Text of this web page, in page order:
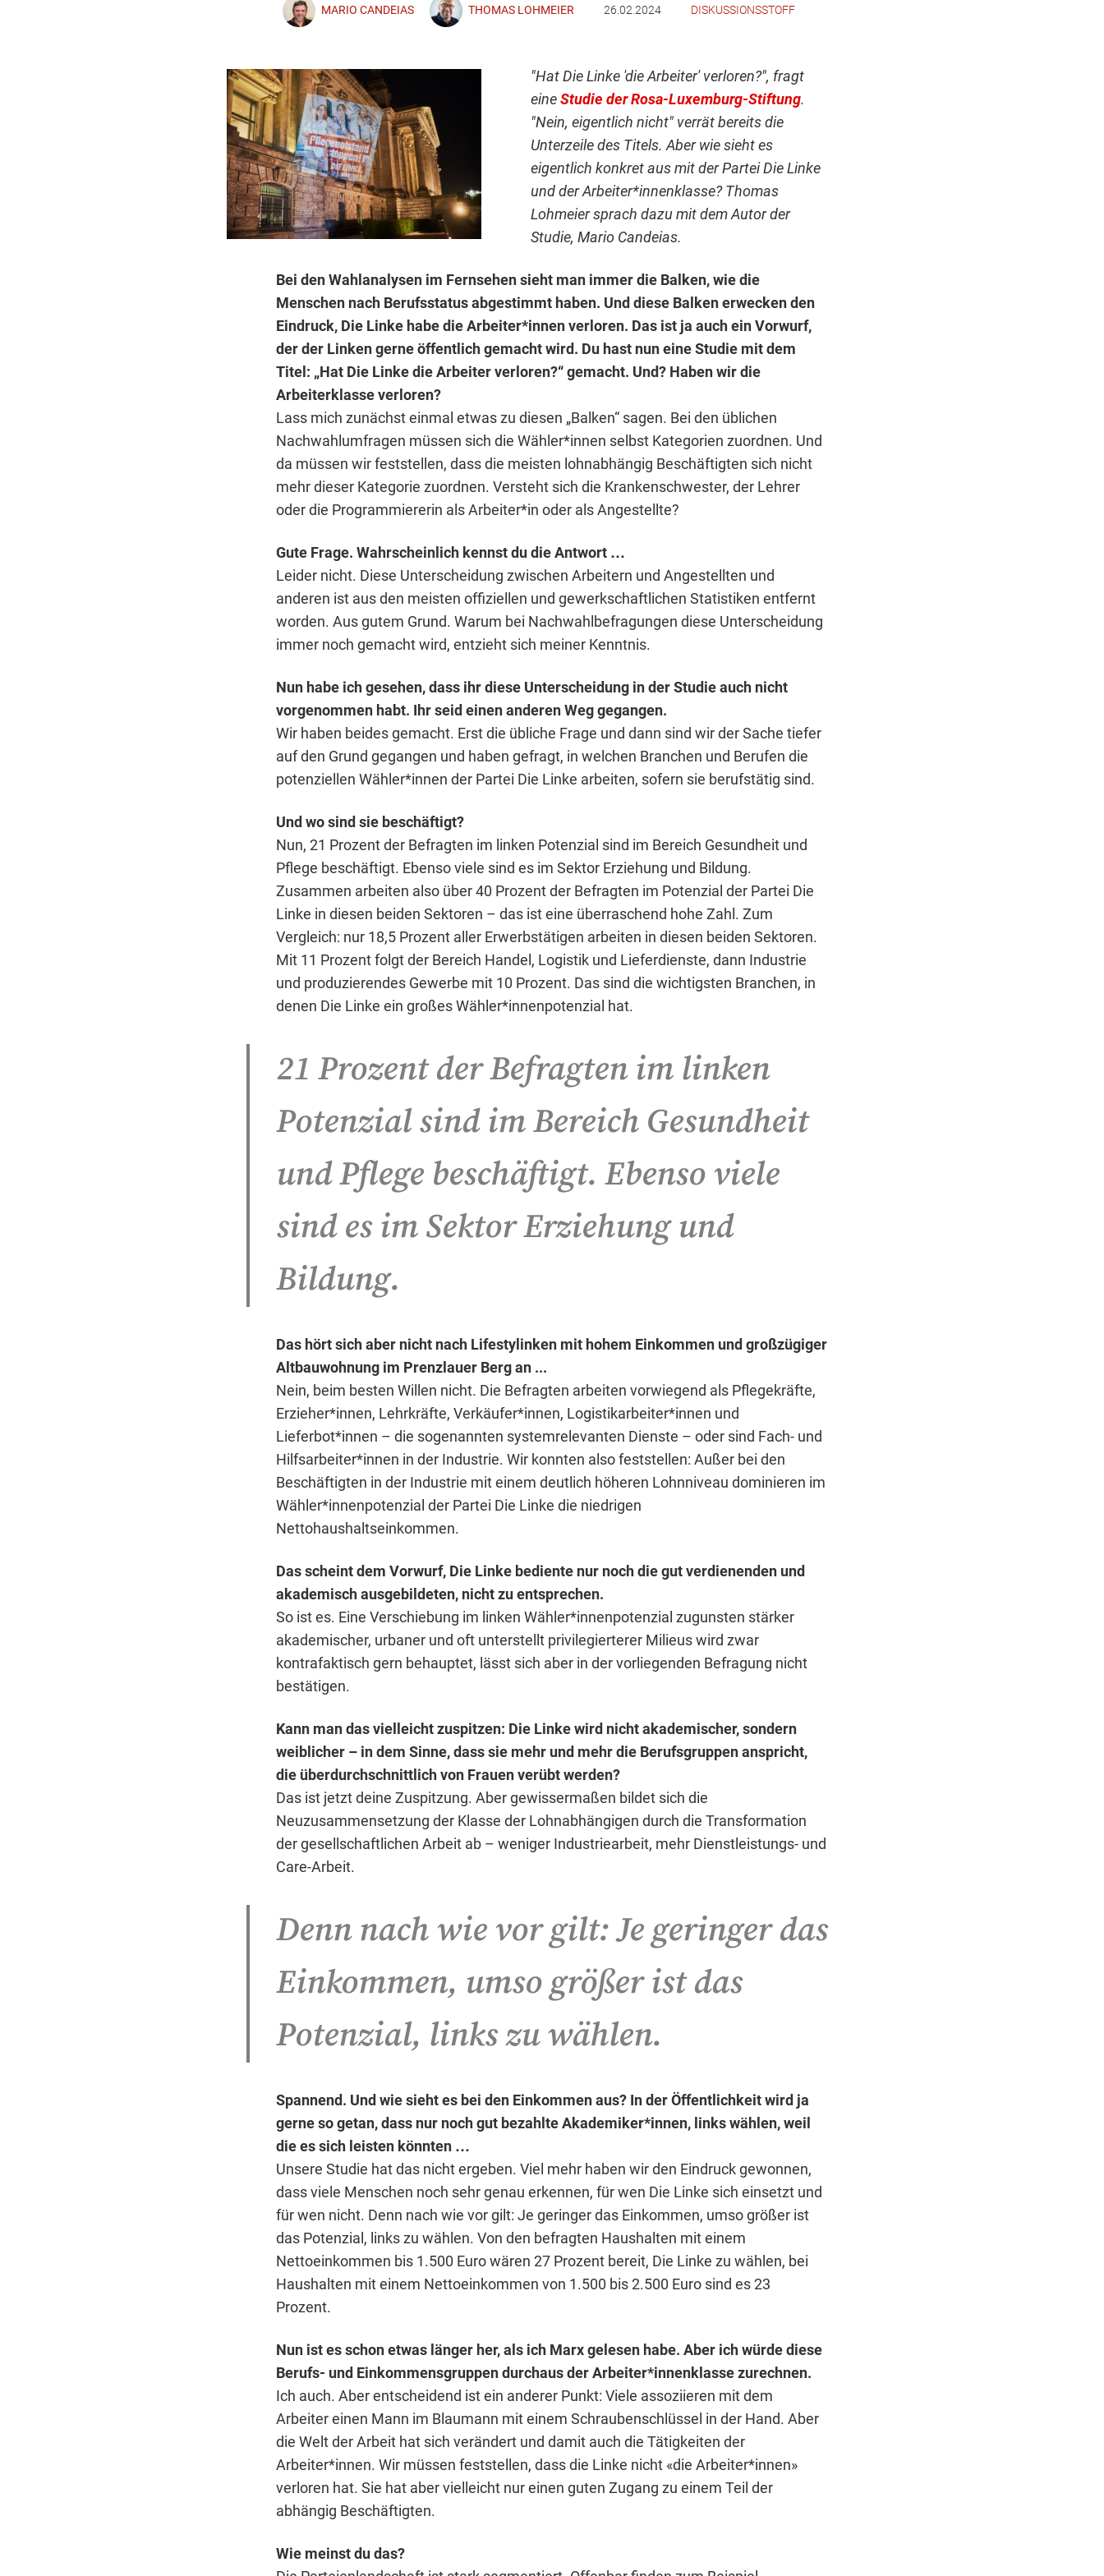
MARIO CANDEIAS THOMAS LOHMEIER 26.02.2024 DISKUSSIONSSTOFF
"Hat Die Linke 'die Arbeiter' verloren?", fragt
eineStudie der Rosa-Luxemburg-Stiftung.
"Nein, eigentlich nicht" verrät bereits die
Unterzeile des Titels. Aber wie sieht es
eigentlich konkret aus mit der Partei Die Linke
und der Arbeiter*innenklasse? Thomas
Lohmeier sprach dazu mit dem Autor der
Studie, Mario Candeias.
Bei den Wahlanalysen im Fernsehen sieht man immer die Balken, wie die
Menschen nach Berufsstatus abgestimmt haben. Und diese Balken erwecken den
Eindruck, Die Linke habe die Arbeiter*innen verloren. Das ist ja auch ein Vorwurf,
der der Linken gerne öffentlich gemacht wird. Du hast nun eine Studie mit dem
Titel: „Hat Die Linke die Arbeiter verloren?“ gemacht. Und? Haben wir die
Arbeiterklasse verloren?
Lass mich zunächst einmal etwas zu diesen „Balken“ sagen. Bei den üblichen
Nachwahlumfragen müssen sich die Wähler*innen selbst Kategorien zuordnen. Und
da müssen wir feststellen, dass die meisten lohnabhängig Beschäftigten sich nicht
mehr dieser Kategorie zuordnen. Versteht sich die Krankenschwester, der Lehrer
oder die Programmiererin als Arbeiter*in oder als Angestellte?
Gute Frage. Wahrscheinlich kennst du die Antwort …
Leider nicht. Diese Unterscheidung zwischen Arbeitern und Angestellten und
anderen ist aus den meisten offiziellen und gewerkschaftlichen Statistiken entfernt
worden. Aus gutem Grund. Warum bei Nachwahlbefragungen diese Unterscheidung
immer noch gemacht wird, entzieht sich meiner Kenntnis.
Nun habe ich gesehen, dass ihr diese Unterscheidung in der Studie auch nicht
vorgenommen habt. Ihr seid einen anderen Weg gegangen.
Wir haben beides gemacht. Erst die übliche Frage und dann sind wir der Sache tiefer
auf den Grund gegangen und haben gefragt, in welchen Branchen und Berufen die
potenziellen Wähler*innen der Partei Die Linke arbeiten, sofern sie berufstätig sind.
Und wo sind sie beschäftigt?
Nun, 21 Prozent der Befragten im linken Potenzial sind im Bereich Gesundheit und
Pflege beschäftigt. Ebenso viele sind es im Sektor Erziehung und Bildung.
Zusammen arbeiten also über 40 Prozent der Befragten im Potenzial der Partei Die
Linke in diesen beiden Sektoren – das ist eine überraschend hohe Zahl. Zum
Vergleich: nur 18,5 Prozent aller Erwerbstätigen arbeiten in diesen beiden Sektoren.
Mit 11 Prozent folgt der Bereich Handel, Logistik und Lieferdienste, dann Industrie
und produzierendes Gewerbe mit 10 Prozent. Das sind die wichtigsten Branchen, in
denen Die Linke ein großes Wähler*innenpotenzial hat.
21 Prozent der Befragten im linken
Potenzial sind im Bereich Gesundheit
und Pflege beschäftigt. Ebenso viele
sind es im Sektor Erziehung und
Bildung.
Das hört sich aber nicht nach Lifestylinken mit hohem Einkommen und großzügiger
Altbauwohnung im Prenzlauer Berg an ...
Nein, beim besten Willen nicht. Die Befragten arbeiten vorwiegend als Pflegekräfte,
Erzieher*innen, Lehrkräfte, Verkäufer*innen, Logistikarbeiter*innen und
Lieferbot*innen – die sogenannten systemrelevanten Dienste – oder sind Fach- und
Hilfsarbeiter*innen in der Industrie. Wir konnten also feststellen: Außer bei den
Beschäftigten in der Industrie mit einem deutlich höheren Lohnniveau dominieren im
Wähler*innenpotenzial der Partei Die Linke die niedrigen
Nettohaushaltseinkommen.
Das scheint dem Vorwurf, Die Linke bediente nur noch die gut verdienenden und
akademisch ausgebildeten, nicht zu entsprechen.
So ist es. Eine Verschiebung im linken Wähler*innenpotenzial zugunsten stärker
akademischer, urbaner und oft unterstellt privilegierterer Milieus wird zwar
kontrafaktisch gern behauptet, lässt sich aber in der vorliegenden Befragung nicht
bestätigen.
Kann man das vielleicht zuspitzen: Die Linke wird nicht akademischer, sondern
weiblicher – in dem Sinne, dass sie mehr und mehr die Berufsgruppen anspricht,
die überdurchschnittlich von Frauen verübt werden?
Das ist jetzt deine Zuspitzung. Aber gewissermaßen bildet sich die
Neuzusammensetzung der Klasse der Lohnabhängigen durch die Transformation
der gesellschaftlichen Arbeit ab – weniger Industriearbeit, mehr Dienstleistungs- und
Care-Arbeit.
Denn nach wie vor gilt: Je geringer das
Einkommen, umso größer ist das
Potenzial, links zu wählen.
Spannend. Und wie sieht es bei den Einkommen aus? In der Öffentlichkeit wird ja
gerne so getan, dass nur noch gut bezahlte Akademiker*innen, links wählen, weil
die es sich leisten könnten …
Unsere Studie hat das nicht ergeben. Viel mehr haben wir den Eindruck gewonnen,
dass viele Menschen noch sehr genau erkennen, für wen Die Linke sich einsetzt und
für wen nicht. Denn nach wie vor gilt: Je geringer das Einkommen, umso größer ist
das Potenzial, links zu wählen. Von den befragten Haushalten mit einem
Nettoeinkommen bis 1.500 Euro wären 27 Prozent bereit, Die Linke zu wählen, bei
Haushalten mit einem Nettoeinkommen von 1.500 bis 2.500 Euro sind es 23
Prozent.
Nun ist es schon etwas länger her, als ich Marx gelesen habe. Aber ich würde diese
Berufs- und Einkommensgruppen durchaus der Arbeiter*innenklasse zurechnen.
Ich auch. Aber entscheidend ist ein anderer Punkt: Viele assoziieren mit dem
Arbeiter einen Mann im Blaumann mit einem Schraubenschlüssel in der Hand. Aber
die Welt der Arbeit hat sich verändert und damit auch die Tätigkeiten der
Arbeiter*innen. Wir müssen feststellen, dass die Linke nicht «die Arbeiter*innen»
verloren hat. Sie hat aber vielleicht nur einen guten Zugang zu einem Teil der
abhängig Beschäftigten.
Wie meinst du das?